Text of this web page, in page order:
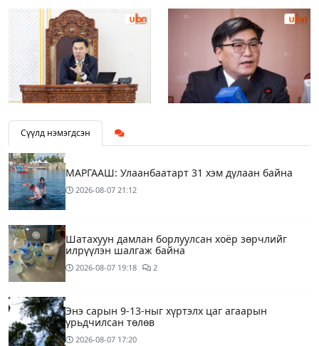
Сүүлд нэмэгдсэн
МАРГААШ: Улаанбаатарт 31 хэм дулаан байна
2026-08-07 21:12
Шатахуун дамлан борлуулсан хоёр зөрчлийг
илрүүлэн шалгаж байна
2026-08-07 19:18 2
Энэ сарын 9-13-ныг хүртэлх цаг агаарын
урьдчилсан төлөв
2026-08-07 17:20